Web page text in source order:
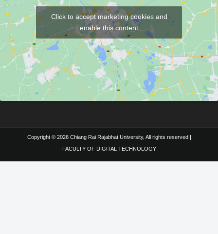
Click to accept marketing cookies and
enable this content
Copyright © 2026 Chiang Rai Rajabhat University, All rights reserved |
FACULTY OF DIGITAL TECHNOLOGY